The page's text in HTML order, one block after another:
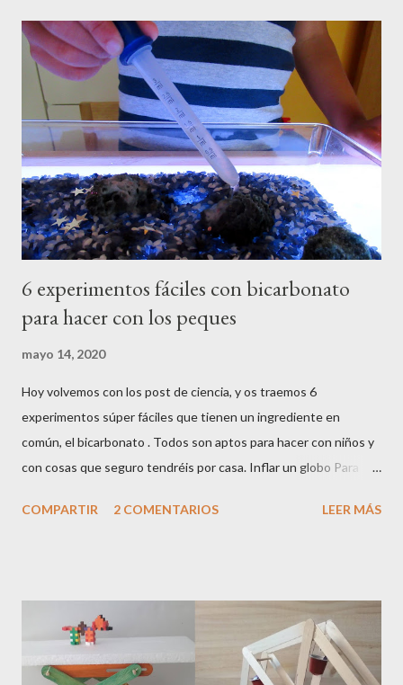
6 experimentos fáciles con bicarbonato
para hacer con los peques
mayo 14, 2020
Hoy volvemos con los post de ciencia, y os traemos 6
experimentos súper fáciles que tienen un ingrediente en
común, el bicarbonato . Todos son aptos para hacer con niños y
con cosas que seguro tendréis por casa. Inflar un globo Para
Una botella Un globo Un embudo Una bandeja Por un lado
poco el globo, es mucho más sencillo). Con cuidado, y sobre una
bandeja para evitar accidentes, colocamos el globo en la boca de
la botella, y lo sujetamos firmemente con la mano. Luego
COMPARTIR 2 COMENTARIOS LEER MÁS